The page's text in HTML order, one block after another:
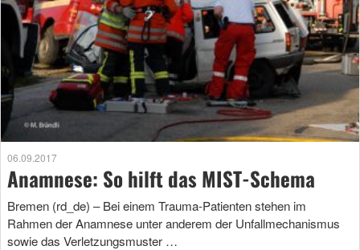
06.09.2017
Anamnese: So hilft das MIST-Schema
Bremen (rd_de) – Bei einem Trauma-Patienten stehen im
Rahmen der Anamnese unter anderem der Unfallmechanismus
sowie das Verletzungsmuster …